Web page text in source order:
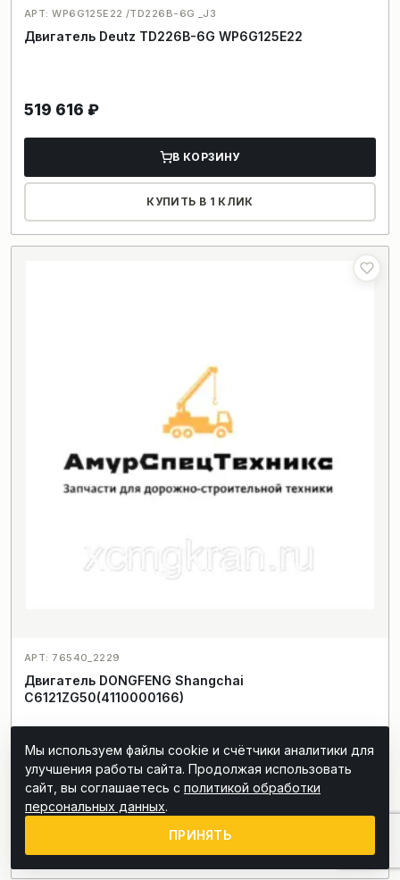
АРТ: WP6G125E22 /TD226B-6G _J3
Двигатель Deutz TD226B-6G WP6G125E22
519 616 ₽
В КОРЗИНУ
КУПИТЬ В 1 КЛИК
АРТ: 76540_2229
Двигатель DONGFENG Shangchai
C6121ZG50(4110000166)
Цена по запросу
Мы используем файлы cookie и счётчики аналитики для
улучшения работы сайта. Продолжая использовать
сайт, вы соглашаетесь с политикой обработки
персональных данных.
ПРИНЯТЬ